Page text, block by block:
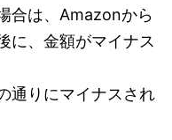
合は、Amazonから
に、金額がマイナス
通りにマイナスされ